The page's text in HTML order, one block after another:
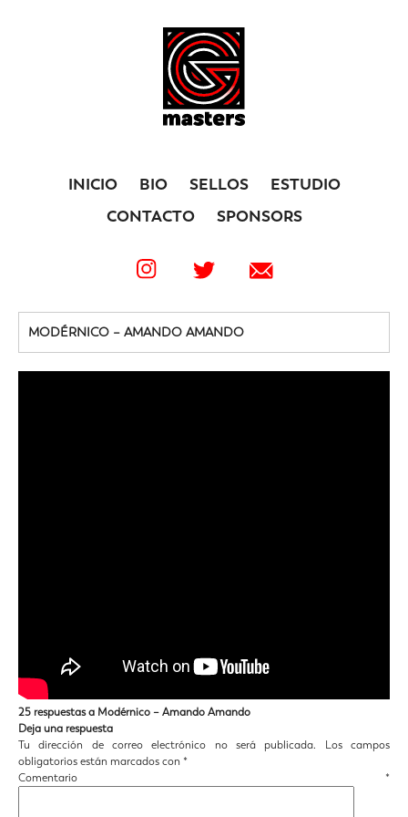
INICIO BIO SELLOS
ESTUDIO
CONTACTO
SPONSORS
MODÉRNICO – AMANDO AMANDO
25 respuestas a Modérnico – Amando Amando
Deja una respuesta
Tu dirección de correo electrónico no será publicada.
Los campos
obligatorios están marcados con *
Comentario *